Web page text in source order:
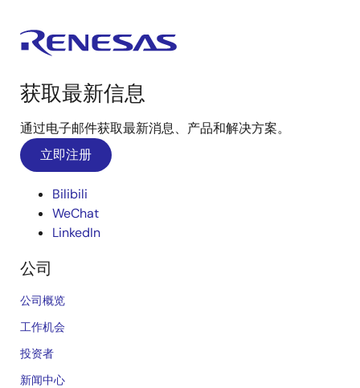
获取最新信息
通过电子邮件获取最新消息、产品和解决方案。
立即注册
Bilibili
WeChat
LinkedIn
公司
公司概览
工作机会
投资者
新闻中心